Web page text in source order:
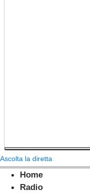
Ascolta la diretta
Home
Radio